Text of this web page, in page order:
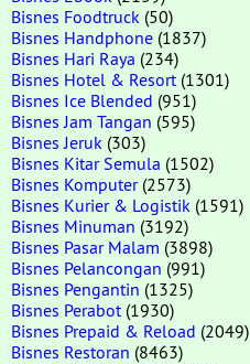
Bisnes Foodtruck (50)
Bisnes Handphone (1837)
Bisnes Hari Raya (234)
Bisnes Hotel & Resort (1301)
Bisnes Ice Blended (951)
Bisnes Jam Tangan (595)
Bisnes Jeruk (303)
Bisnes Kitar Semula (1502)
Bisnes Komputer(2573)
Bisnes Kurier & Logistik (1591)
Bisnes Minuman (3192)
Bisnes Pasar Malam (3898)
Bisnes Pelancongan (991)
Bisnes Pengantin (1325)
Bisnes Perabot (1930)
Bisnes Prepaid & Reload (2049)
Bisnes Restoran (8463)